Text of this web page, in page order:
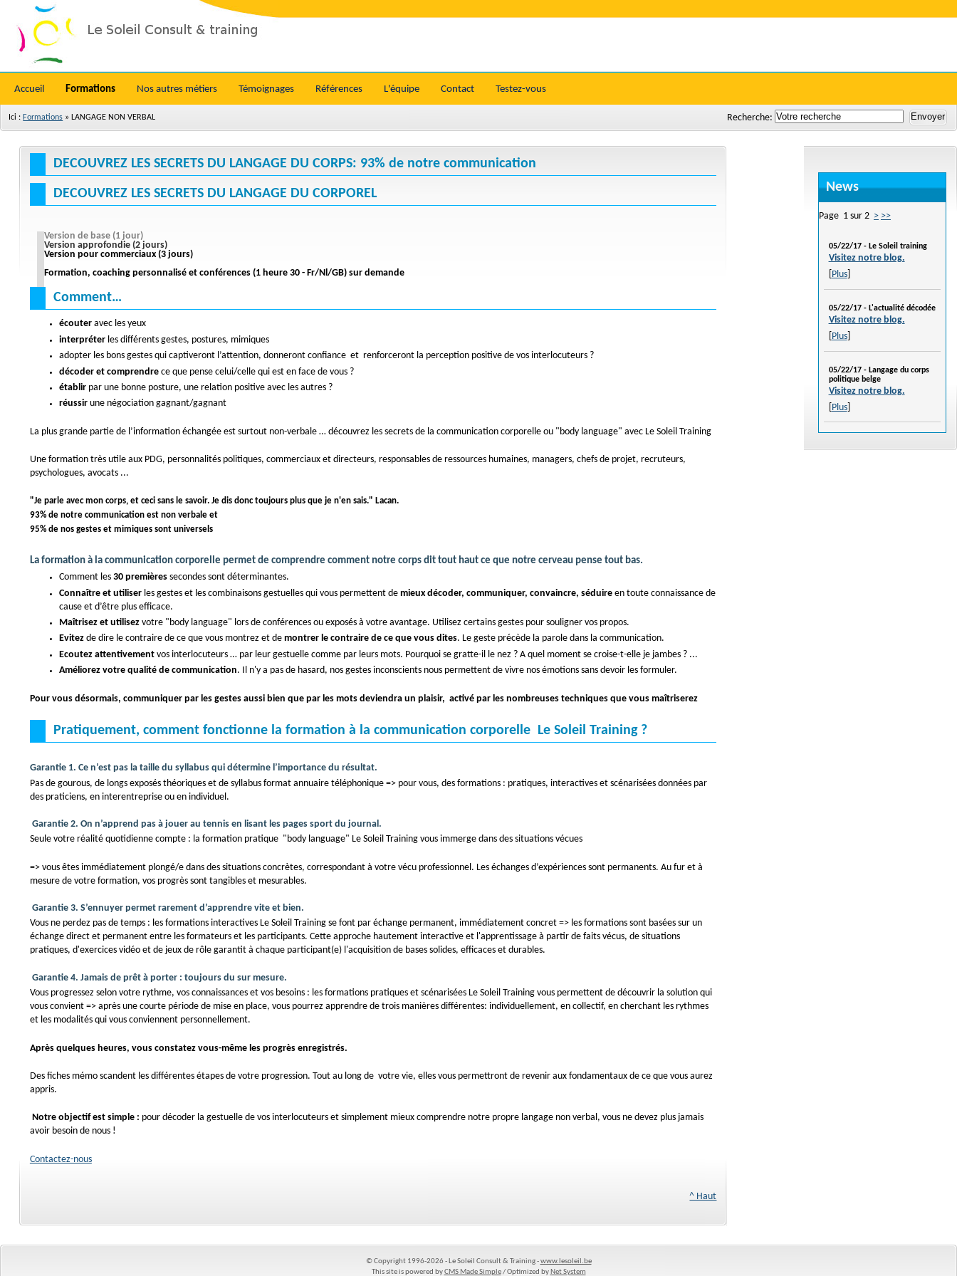
Accueil Formations Nos autres métiers Témoignages Références L'équipe Contact Testez-vous
Recherche:
Ici : Formations » LANGAGE NON VERBAL
News
Page 1 sur 2 > >>
05/22/17 - Le Soleil training
Visitez notre blog.
Plus]
05/22/17 - L'actualité décodée
Visitez notre blog.
Plus]
05/22/17 - Langage du corps
politique belge
Visitez notre blog.
Plus]
DECOUVREZ LES SECRETS DU LANGAGE DU CORPS: 93% de notre communication
DECOUVREZ LES SECRETS DU LANGAGE DU CORPOREL
Version de base (1 jour)
Version approfondie (2 jours)
Version pour commerciaux (3 jours)
Formation, coaching personnalisé et conférences (1 heure 30 - Fr/Nl/GB) sur demande
Comment…
écouter avec les yeux
interpréterles différents gestes, postures, mimiques
adopter les bons gestes qui captiveront l’attention, donneront confiance et renforceront la perception positive de vos interlocuteurs ?
décoder et comprendrece que pense celui/celle qui est en face de vous ?
établirpar une bonne posture, une relation positive avec les autres ?
réussirune négociation gagnant/gagnant
La plus grande partie de l’information échangée est surtout non-verbale … découvrez les secrets de la communication corporelle ou "body language" avec Le Soleil Training
Une formation très utile aux PDG, personnalités politiques, commerciaux et directeurs, responsables de ressources humaines, managers, chefs de projet, recruteurs,
psychologues, avocats ...
"Je parle avec mon corps, et ceci sans le savoir. Je dis donc toujours plus que je n'en sais." Lacan.
93%de notre communication est non verbale et
95%de nos gestes et mimiques sont universels
La formation à la communication corporelle permet de comprendre comment notre corps dit tout haut ce que notre cerveau pense tout bas.
Comment les 30 premièressecondes sont déterminantes.
Connaître et utiliser les gestes et les combinaisons gestuelles qui vous permettent de mieux décoder, communiquer, convaincre, séduireen toute connaissance de
cause et d’être plus efficace.
Maîtrisez et utilisezvotre "body language" lors de conférences ou exposés à votre avantage. Utilisez certains gestes pour souligner vos propos.
Evitezde dire le contraire de ce que vous montrez et de montrer le contraire de ce que vous dites. Le geste précède la parole dans la communication.
Ecoutez attentivementvos interlocuteurs … par leur gestuelle comme par leurs mots. Pourquoi se gratte-il le nez ? A quel moment se croise-t-elle je jambes ? ...
Améliorez votre qualité de communication. Il n'y a pas de hasard, nos gestes inconscients nous permettent de vivre nos émotions sans devoir les formuler.
Pour vous désormais, communiquer par les gestes aussi bien que par les mots deviendra un plaisir, activé par les nombreuses techniques que vous maîtriserez
Pratiquement, comment fonctionne la formation à la communication corporelle Le Soleil Training ?
Garantie 1. Ce n’est pas la taille du syllabus qui détermine l’importance du résultat.
Pas de gourous, de longs exposés théoriques et de syllabus format annuaire téléphonique => pour vous, des formations : pratiques, interactives et scénarisées données par
des praticiens, en interentreprise ou en individuel.
Garantie 2. On n’apprend pas à jouer au tennis en lisant les pages sport du journal.
Seule votre réalité quotidienne compte : la formation pratique "body language" Le Soleil Training vous immerge dans des situations vécues
=> vous êtes immédiatement plongé/e dans des situations concrètes, correspondant à votre vécu professionnel. Les échanges d’expériences sont permanents. Au fur et à
mesure de votre formation, vos progrès sont tangibles et mesurables.
Garantie 3. S’ennuyer permet rarement d’apprendre vite et bien.
Vous ne perdez pas de temps : les formations interactives Le Soleil Training se font par échange permanent, immédiatement concret => les formations sont basées sur un
échange direct et permanent entre les formateurs et les participants. Cette approche hautement interactive et l'apprentissage à partir de faits vécus, de situations
pratiques, d'exercices vidéo et de jeux de rôle garantit à chaque participant(e) l'acquisition de bases solides, efficaces et durables.
Garantie 4. Jamais de prêt à porter : toujours du sur mesure.
Vous progressez selon votre rythme, vos connaissances et vos besoins : les formations pratiques et scénarisées Le Soleil Training vous permettent de découvrir la solution qui
vous convient => après une courte période de mise en place, vous pourrez apprendre de trois manières différentes: individuellement, en collectif, en cherchant les rythmes
et les modalités qui vous conviennent personnellement.
Après quelques heures, vous constatez vous-même les progrès enregistrés.
Des fiches mémo scandent les différentes étapes de votre progression. Tout au long de votre vie, elles vous permettront de revenir aux fondamentaux de ce que vous aurez
appris.
Notre objectif est simple : pour décoder la gestuelle de vos interlocuteurs et simplement mieux comprendre notre propre langage non verbal, vous ne devez plus jamais
avoir besoin de nous !
Contactez-nous
^ Haut
© Copyright 1996-2026 - Le Soleil Consult & Training -www.lesoleil.be
This site is powered byCMS Made Simple/ Optimized by Net System